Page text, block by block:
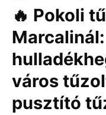
🔥 Pokoli
város
pusztító